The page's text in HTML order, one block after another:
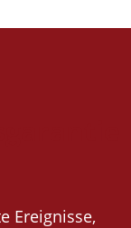
Ereignisse,